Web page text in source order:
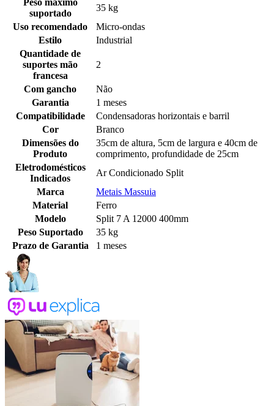
Peso máximo
suportado
35 kg
Uso recomendado
Micro-ondas
Estilo
Industrial
Quantidade de
suportes mão
francesa
2
Com gancho
Não
Garantia
1 meses
Compatibilidade
Condensadoras horizontais e barril
Cor
Branco
Dimensões do
Produto
35cm de altura, 5cm de largura e 40cm de
comprimento, profundidade de 25cm
Eletrodomésticos
Indicados
Ar Condicionado Split
Marca
Metais Massuia
Material
Ferro
Modelo
Split 7 A 12000 400mm
Peso Suportado
35 kg
Prazo de Garantia
1 meses